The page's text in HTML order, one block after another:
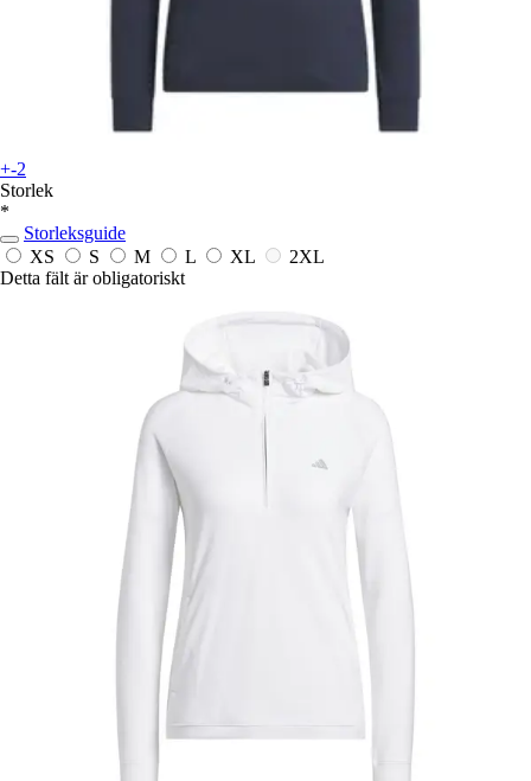
+-2
Storlek
*
Storleksguide
XS
S M L XL
2XL
Detta fält är obligatoriskt